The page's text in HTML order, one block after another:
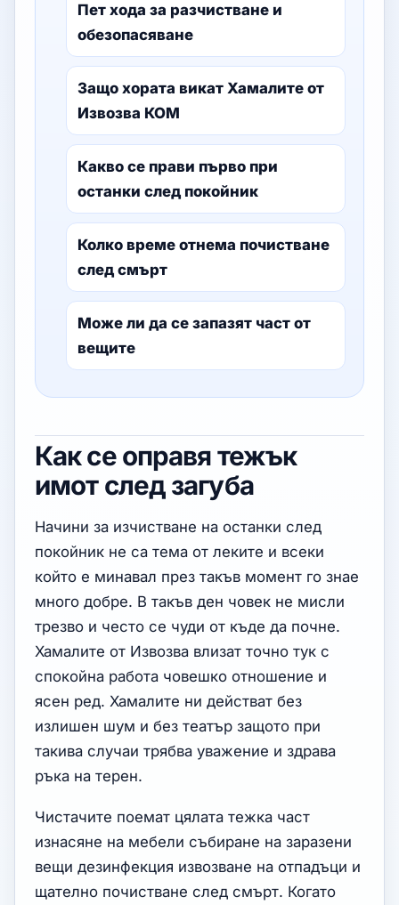
Пет хода за разчистване и
обезопасяване
Защо хората викат Хамалите от
Извозва КОМ
Какво се прави първо при
останки след покойник
Колко време отнема почистване
след смърт
Може ли да се запазят част от
вещите
Как се оправя тежък
имот след загуба
Начини за изчистване на останки след
покойник не са тема от леките и всеки
който е минавал през такъв момент го знае
много добре. В такъв ден човек не мисли
трезво и често се чуди от къде да почне.
Хамалите от Извозва влизат точно тук с
спокойна работа човешко отношение и
ясен ред. Хамалите ни действат без
излишен шум и без театър защото при
такива случаи трябва уважение и здрава
ръка на терен.
Чистачите поемат цялата тежка част
изнасяне на мебели събиране на заразени
вещи дезинфекция извозване на отпадъци и
щателно почистване след смърт. Когато